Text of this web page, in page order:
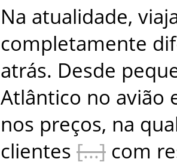
Na atualidade,
completamente
atrás. Desde
Atlântico no avião
nos preços, na
clientes
com